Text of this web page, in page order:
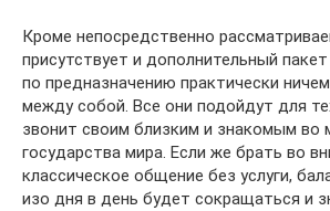
Кроме непосредственно
присутствует и дополнительный
по предназначению практически
между собой. Все они подойдут для
звонит своим близким и знакомым во
государства мира. Если же брать во
классическое общение без услуги,
изо дня в день будет сокращаться и